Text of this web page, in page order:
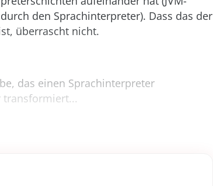
den Sprachinterpreter). Dass das der
überrascht nicht.
das einen Sprachinterpreter